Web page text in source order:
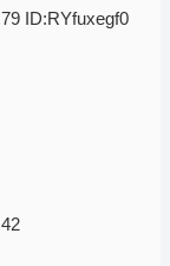
ID:RYfuxegf0